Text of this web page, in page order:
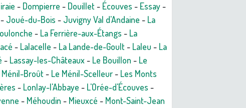
- Dompierre - Douillet- Écouves - Essay-
Joué-du-Bois - Juvigny Val d'Andaine - La
- La Ferrière-aux-Étangs - La
- Lalacelle - La Lande-de-Goult- Laleu - La
- Lassay-les-Châteaux - Le Bouillon - Le
Ménil-Broût- Le Ménil-Scelleur- Les Monts
- Lonlay-l'Abbaye - L'Orée-d'Écouves -
- Méhoudin - Mieuxcé - Mont-Saint-Jean